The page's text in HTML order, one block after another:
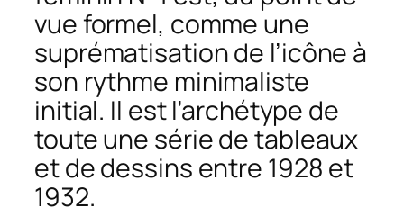
vue formel, comme une
suprématisation de l’icône à
son rythme minimaliste
initial. Il est l’archétype de
toute une série de tableaux
et de dessins entre 1928 et
1932.